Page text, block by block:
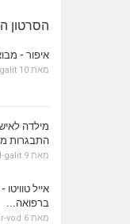
הסרטון
איפור -
מאת 10 שנים
מילדה
התבגרות
מאת galit 9 שנים
אייל
ברפואה...
מאת vod 6 שנים